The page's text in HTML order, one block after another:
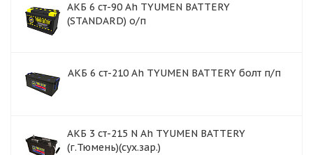
АКБ 6 ст-90 Аh TYUMEN BATTERY
(STANDARD) о/п
АКБ 6 ст-210 Ah TYUMEN BATTERY болт п/п
АКБ 3 ст-215 N Ah TYUMEN BATTERY
(г.Тюмень)(сух.зар.)